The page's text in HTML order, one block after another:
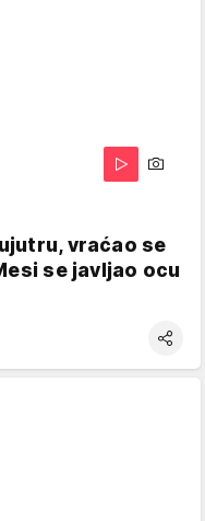
vraćao se
se javljao ocu